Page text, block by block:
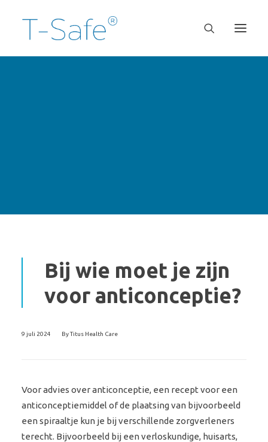
Bij wie moet je zijn
voor anticonceptie?
9 juli 2024 ByTitus Health Care
Voor advies over anticonceptie, een recept voor een
anticonceptiemiddel of de plaatsing van bijvoorbeeld
een spiraaltje kun je bij verschillende zorgverleners
terecht. Bijvoorbeeld bij een verloskundige, huisarts,